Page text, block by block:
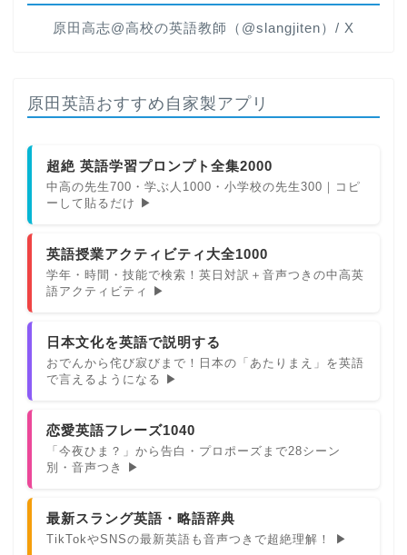
原田高志@高校の英語教師（@slangjiten）/ X
原田英語おすすめ自家製アプリ
超絶 英語学習プロンプト全集2000
中高の先生700・学ぶ人1000・小学校の先生300｜コピ
ーして貼るだけ ▶
英語授業アクティビティ大全1000
学年・時間・技能で検索！英日対訳＋音声つきの中高英
語アクティビティ ▶
日本文化を英語で説明する
おでんから侘び寂びまで！日本の「あたりまえ」を英語
で言えるようになる ▶
恋愛英語フレーズ1040
「今夜ひま？」から告白・プロポーズまで28シーン
別・音声つき ▶
最新スラング英語・略語辞典
TikTokやSNSの最新英語も音声つきで超絶理解！ ▶